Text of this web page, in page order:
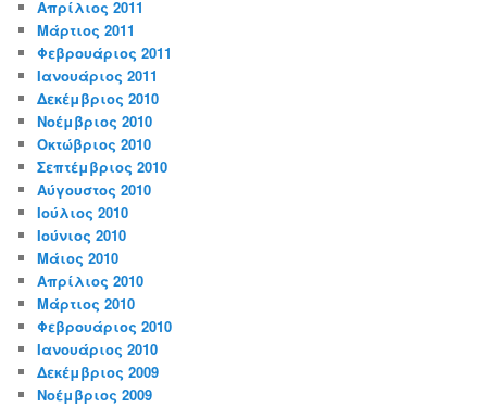
Απρίλιος 2011
Μάρτιος 2011
Φεβρουάριος 2011
Ιανουάριος 2011
Δεκέμβριος 2010
Νοέμβριος 2010
Οκτώβριος 2010
Σεπτέμβριος 2010
Αύγουστος 2010
Ιούλιος 2010
Ιούνιος 2010
Μάιος 2010
Απρίλιος 2010
Μάρτιος 2010
Φεβρουάριος 2010
Ιανουάριος 2010
Δεκέμβριος 2009
Νοέμβριος 2009